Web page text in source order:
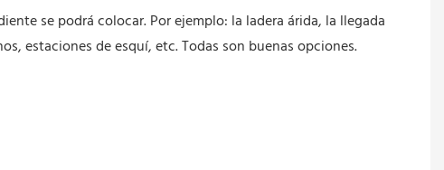
se podrá colocar. Por ejemplo: la ladera árida, la llegada
estaciones de esquí, etc. Todas son buenas opciones.